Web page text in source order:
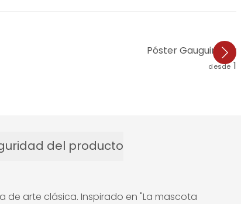
Póster Gauguin -
desde
del producto
de arte clásica. Inspirado en "La mascota